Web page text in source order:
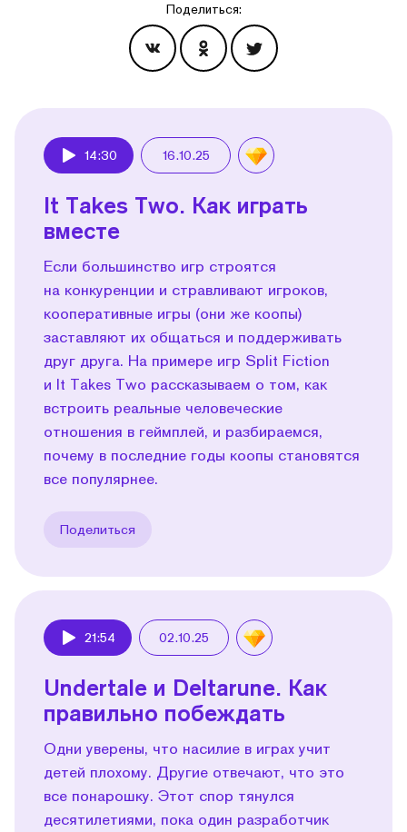
Поделиться:
14:30 16.10.25
It Takes Two. Как играть
вместе
Если большинство игр строятся
на конкуренции и стравливают игроков,
кооперативные игры (они же коопы)
заставляют их общаться и поддерживать
друг друга. На примере игр Split Fiction
и It Takes Two рассказываем о том, как
встроить реальные человеческие
отношения в геймплей, и разбираемся,
почему в последние годы коопы становятся
все популярнее.
Поделиться
21:54 02.10.25
Undertale и Deltarune. Как
правильно побеждать
Одни уверены, что насилие в играх учит
детей плохому. Другие отвечают, что это
все понарошку. Этот спор тянулся
десятилетиями, пока один разработчик